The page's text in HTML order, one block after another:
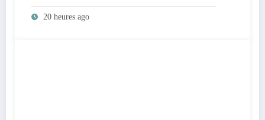
réalisés dans le cadre du cahier des charges
avec Kibali Gold Mine
20 heures ago